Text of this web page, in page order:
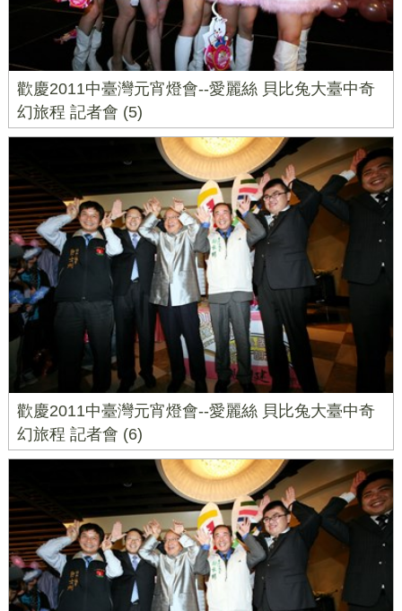
歡慶2011中臺灣元宵燈會--愛麗絲 貝比兔大臺中奇
幻旅程 記者會 (5)
歡慶2011中臺灣元宵燈會--愛麗絲 貝比兔大臺中奇
幻旅程 記者會 (6)